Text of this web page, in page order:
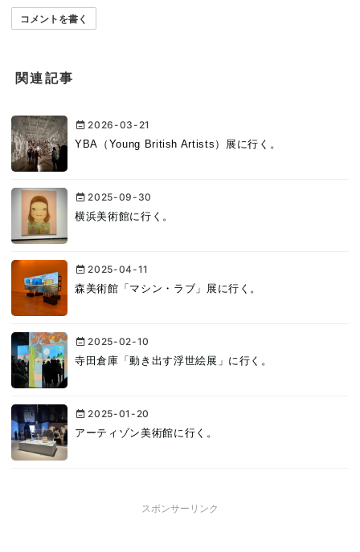
コメントを書く
関連記事
2026-03-21
YBA（Young British Artists）展に行く。
2025-09-30
横浜美術館に行く。
2025-04-11
森美術館「マシン・ラブ」展に行く。
2025-02-10
寺田倉庫「動き出す浮世絵展」に行く。
2025-01-20
アーティゾン美術館に行く。
スポンサーリンク